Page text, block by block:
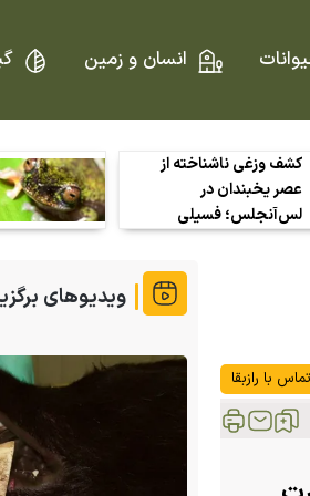
انسان و زمین
کشف وزغی ناشناخته از
عصر یخبندان در
لس‌آنجلس؛ فسیلی
گذشته را فاش می‌کند
تماس با رازبقا
ویدیوهای